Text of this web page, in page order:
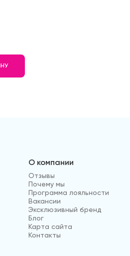
О компании
Отзывы
Почему мы
Программа лояльности
Вакансии
Эксклюзивный бренд
Блог
Карта сайта
Контакты